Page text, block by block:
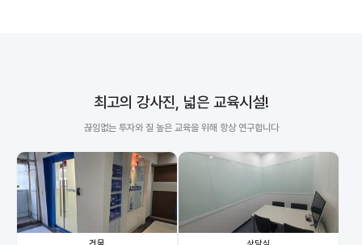
최고의 강사진, 넓은 교육시설!
끊임없는 투자와 질 높은 교육을 위해 항상 연구합니다